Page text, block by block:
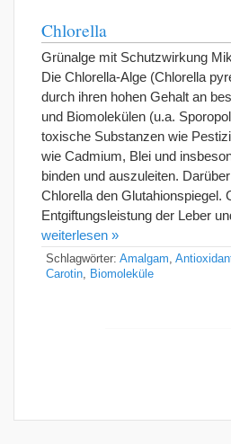
Chlorella
Grünalge mit Schutzwirkung
Die Chlorella-Alge (Chlorella
durch ihren hohen Gehalt an
und Biomolekülen (u.a.
toxische Substanzen wie
wie Cadmium, Blei und
binden und auszuleiten.
Chlorella den Glutahionspiegel.
Entgiftungsleistung der Leber
weiterlesen »
Schlagwörter: Amalgam
Carotin
Biomoleküle